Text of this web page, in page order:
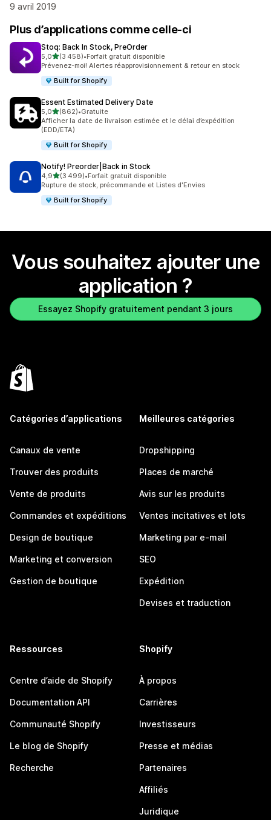
9 avril 2019
Plus d’applications comme celle-ci
Stoq: Back In Stock, PreOrder
5,0étoile(s) sur 5
(3 458)
3458 avis au total
•Forfait gratuit disponible
Prévenez-moi! Alertes réapprovisionnement & retour en stock
Built for Shopify
Essent Estimated Delivery Date
5,0étoile(s) sur 5
(862)
862 avis au total
•Gratuite
Afficher la date de livraison estimée et le délai d’expédition
(EDD/ETA)
Built for Shopify
Notify! Preorder|Back in Stock
4,9étoile(s) sur 5
(3 499)
3499 avis au total
•Forfait gratuit disponible
Rupture de stock, précommande et Listes d'Envies
Built for Shopify
Vous souhaitez ajouter une
application ?
Essayez Shopify gratuitement pendant 3 jours
Catégories d’applications
Canaux de vente
Trouver des produits
Vente de produits
Commandes et expéditions
Design de boutique
Marketing et conversion
Gestion de boutique
Meilleures catégories
Dropshipping
Places de marché
Avis sur les produits
Ventes incitatives et lots
Marketing par e-mail
SEO
Expédition
Devises et traduction
Ressources
Centre d’aide de Shopify
Documentation API
Communauté Shopify
Le blog de Shopify
Recherche
Shopify
À propos
Carrières
Investisseurs
Presse et médias
Partenaires
Affiliés
Juridique